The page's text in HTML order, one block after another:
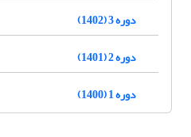
دوره 3 (1402)
دوره 2 (1401)
دوره 1 (1400)